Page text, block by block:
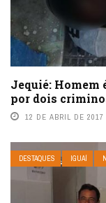
Jequié: Homem
por dois
12 DE ABRIL DE 2017
DESTAQUES IGUAÍ